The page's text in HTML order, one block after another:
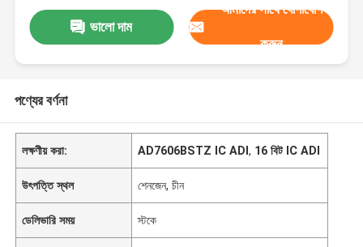
ভালো দাম
আমাদের সাথে যোগাযোগ
করুন
পণ্যের বর্ণনা
লক্ষণীয় করা: AD7606BSTZ IC ADI, 16 বিট IC ADI
উৎপত্তি স্থল শেনজেন, চীন
ডেলিভারি সময় স্টকে